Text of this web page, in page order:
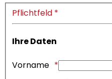
Pflichtfeld *
Ihre Daten
Vorname